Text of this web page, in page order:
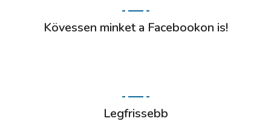
Kövessen minket a Facebookon is!
Legfrissebb